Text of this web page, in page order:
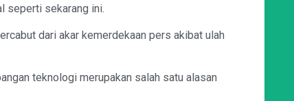
seperti sekarang ini.
dari akar kemerdekaan pers akibat ulah
teknologi merupakan salah satu alasan